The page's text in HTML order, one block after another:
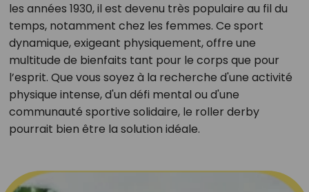
les années 1930, il est devenu très populaire au fil du
temps, notamment chez les femmes. Ce sport
dynamique, exigeant physiquement, offre une
multitude de bienfaits tant pour le corps que pour
l’esprit. Que vous soyez à la recherche d'une activité
physique intense, d'un défi mental ou d'une
communauté sportive solidaire, le roller derby
pourrait bien être la solution idéale.